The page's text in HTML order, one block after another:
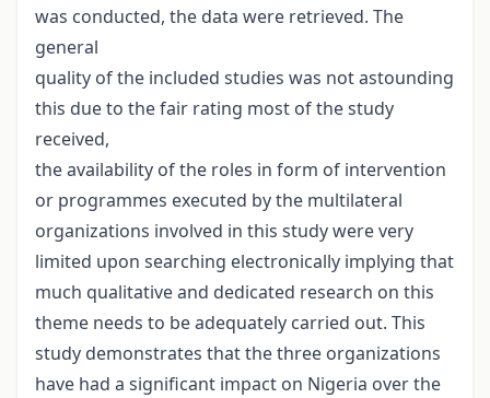
was conducted, the data were retrieved. The
general
quality of the included studies was not astounding
this due to the fair rating most of the study
received,
the availability of the roles in form of intervention
or programmes executed by the multilateral
organizations involved in this study were very
limited upon searching electronically implying that
much qualitative and dedicated research on this
theme needs to be adequately carried out. This
study demonstrates that the three organizations
have had a significant impact on Nigeria over the